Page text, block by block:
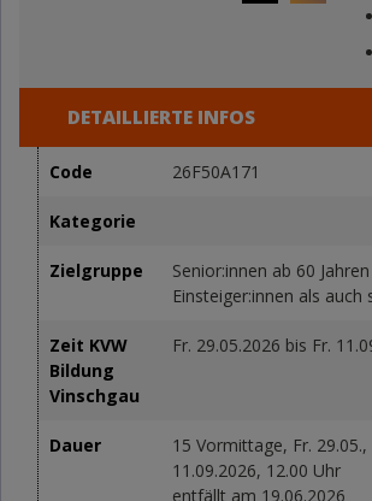
DETAILLIERTE INFOS
Code 26F50A171
Kategorie
Zielgruppe
Senior:innen ab 60
Einsteiger:innen als auch
Zeit KVW
Bildung
Vinschgau
Fr. 29.05.2026 bis Fr.
Dauer 15 Vormittage, Fr.
11.09.2026, 12.00 Uhr
entfällt am 19.06.2026